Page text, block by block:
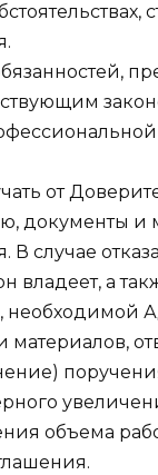
от
документы и
В случае
владеет, а
объема